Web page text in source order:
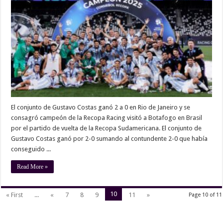
El conjunto de Gustavo Costas ganó 2 a 0 en Rio de Janeiro y se
consagró campeón de la Recopa Racing visitó a Botafogo en Brasil
por el partido de vuelta de la Recopa Sudamericana. El conjunto de
Gustavo Costas ganó por 2-0 sumando al contundente 2-0 que había
conseguido ...
Read More »
Page 10 of 11
« First ... « 7 8 9 10 11 »